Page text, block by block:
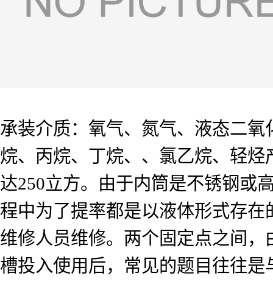
承装介质：氧气、氮气、液态二
烷、丙烷、丁烷、、氯乙烷、轻
达250立方。由于内筒是不锈钢或
程中为了提率都是以液体形式存
维修人员维修。两个固定点之间
槽投入使用后，常见的题目往往